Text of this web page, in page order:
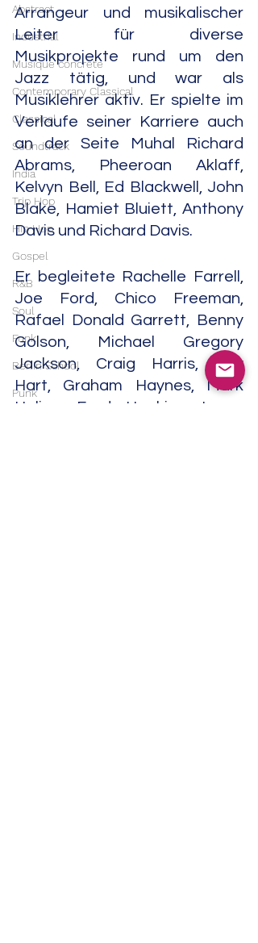
Abstract
Industrial
Musique concrète
Contemporary Classical
Classical
Soundtrack
India
Trip Hop
Hip Hop
Gospel
R&B
Soul
Funk
Berlin School
Punk
Arrangeur und musikalischer
Leiter für diverse
Musikprojekte rund um den
Jazz tätig, und war als
Musiklehrer aktiv. Er spielte im
Verlaufe seiner Karriere auch
an der Seite Muhal Richard
Abrams, Pheeroan Aklaff,
Kelvyn Bell, Ed Blackwell, John
Blake, Hamiet Bluiett, Anthony
Davis und Richard Davis.
Er begleitete Rachelle Farrell,
Joe Ford, Chico Freeman,
Rafael Donald Garrett, Benny
Golson, Michael Gregory
Jackson, Craig Harris, Billy
Hart, Graham Haynes, Mark
Helias, Fred Hopkins, Leroy